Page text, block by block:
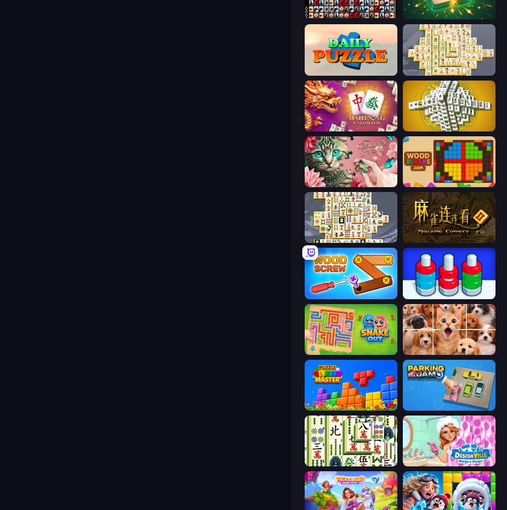
War Mahjong Mahjong Puzzle: Tile Match
Daily Puzzle Mahjong Online
Mahjong Unlimited Mahjong Tower
Favorite Puzzles Wood Blocks Jam
Mahjong Titans Mahjong Connect 2 (Legacy)
Wood Screw: Bolts Puzzle
Snake Out: Maze Escape Jigpic Solitaire
Puzzle Block Master
Mahjong Shanghai Designville: Merge & Design